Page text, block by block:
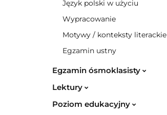
Język polski w użyciu
Wypracowanie
Motywy / konteksty literackie
Egzamin ustny
Egzamin ósmoklasisty
Lektury
Poziom edukacyjny